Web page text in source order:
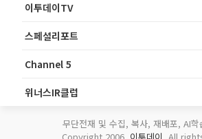
이투데이TV
스페셜리포트
Channel 5
위너스IR클럽
무단전재 및 수집, 복사, 재배포, AI학